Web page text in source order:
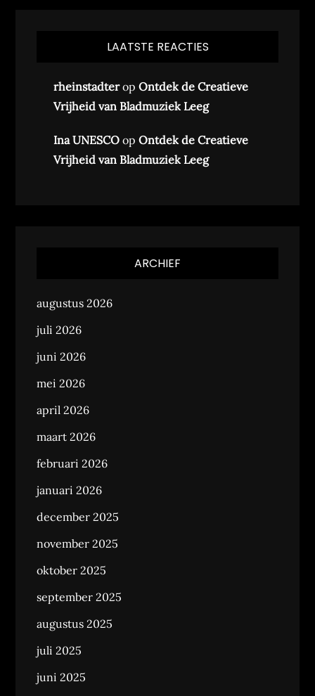
LAATSTE REACTIES
rheinstadteropOntdek de Creatieve
Vrijheid van Bladmuziek Leeg
Ina UNESCO opOntdek de Creatieve
Vrijheid van Bladmuziek Leeg
ARCHIEF
augustus 2026
juli 2026
juni 2026
mei 2026
april 2026
maart 2026
februari 2026
januari 2026
december 2025
november 2025
oktober 2025
september 2025
augustus 2025
juli 2025
juni 2025